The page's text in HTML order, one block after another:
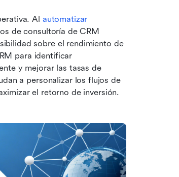
Al automatizar
de consultoría de CRM
sobre el rendimiento de
para identificar
y mejorar las tasas de
a personalizar los flujos de
el retorno de inversión.